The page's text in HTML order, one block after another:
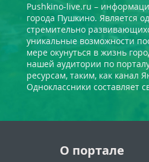
Pushkino-live.ru –
города Пушкино. Является
стремительно
уникальные возможности
мере окунуться в жизнь
нашей аудитории по
ресурсам, таким, как канал
Одноклассники составляет
О портале